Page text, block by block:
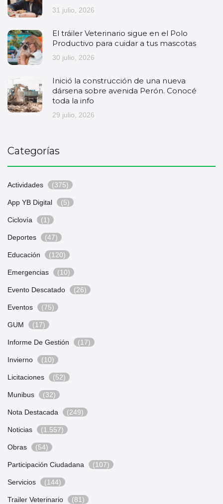
31 julio, 2026
El tráiler Veterinario sigue en el Polo
Productivo para cuidar a tus mascotas
30 julio, 2026
Inició la construcción de una nueva
dársena sobre avenida Perón. Conocé
toda la info
29 julio, 2026
Categorías
Actividades (375)
App YB Digital (5)
Ciclovía (1)
Deportes (47)
Educación (120)
Emergencias (10)
Evento Descatado (26)
Eventos (75)
GUM (17)
Informe De Gestión (17)
Invierno (10)
Licitaciones (52)
Munibus (32)
Nota Destacada (249)
Noticias (1.557)
Obras (54)
Participación Ciudadana (107)
Servicios (144)
Trailer Veterinario (81)